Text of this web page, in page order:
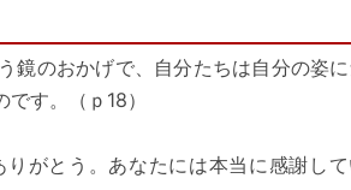
鏡のおかげで、自分たちは自分の姿
す。（ｐ18）
がとう。あなたには本当に感謝して